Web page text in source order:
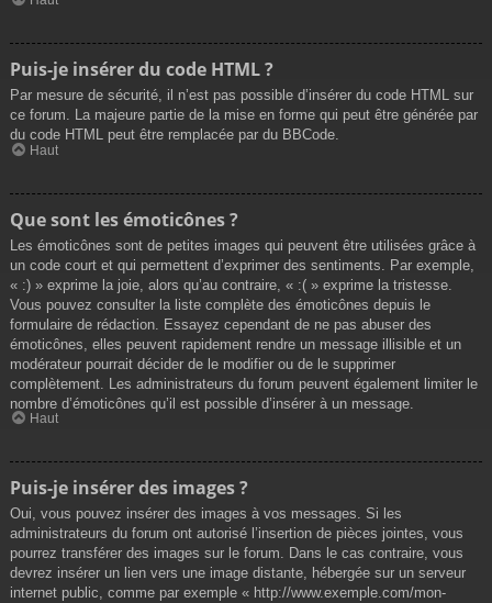
Puis-je insérer du code HTML ?
Par mesure de sécurité, il n’est pas possible d’insérer du code HTML sur
ce forum. La majeure partie de la mise en forme qui peut être générée par
du code HTML peut être remplacée par du BBCode.
Haut
Que sont les émoticônes ?
Les émoticônes sont de petites images qui peuvent être utilisées grâce à
un code court et qui permettent d’exprimer des sentiments. Par exemple,
« :) » exprime la joie, alors qu’au contraire, « :( » exprime la tristesse.
Vous pouvez consulter la liste complète des émoticônes depuis le
formulaire de rédaction. Essayez cependant de ne pas abuser des
émoticônes, elles peuvent rapidement rendre un message illisible et un
modérateur pourrait décider de le modifier ou de le supprimer
complètement. Les administrateurs du forum peuvent également limiter le
nombre d’émoticônes qu’il est possible d’insérer à un message.
Haut
Puis-je insérer des images ?
Oui, vous pouvez insérer des images à vos messages. Si les
administrateurs du forum ont autorisé l’insertion de pièces jointes, vous
pourrez transférer des images sur le forum. Dans le cas contraire, vous
devrez insérer un lien vers une image distante, hébergée sur un serveur
internet public, comme par exemple « http://www.exemple.com/mon-